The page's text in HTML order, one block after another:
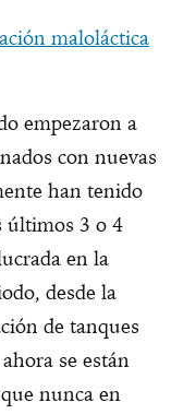
maloláctica
empezaron a
con nuevas
han tenido
últimos 3 o 4
en la
desde la
de tanques
se están
nunca en